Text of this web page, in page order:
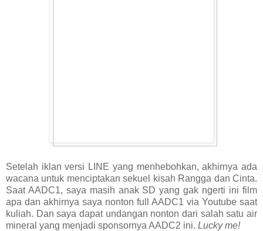
Setelah iklan versi LINE yang menhebohkan, akhirnya ada
wacana untuk menciptakan sekuel kisah Rangga dan Cinta.
Saat AADC1, saya masih anak SD yang gak ngerti ini film
apa dan akhirnya saya nonton full AADC1 via Youtube saat
kuliah. Dan saya dapat undangan nonton dari salah satu air
mineral yang menjadi sponsornya AADC2 ini. Lucky me!